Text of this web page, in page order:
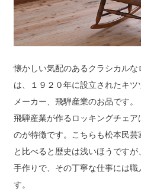
懐かしい気配のあるクラシカル
は、１９２０年に設立されたキ
メーカー、飛騨産業のお品です。
飛騨産業が作るロッキングチェ
のが特徴です。こちらも松本民
と比べると歴史は浅いほうです
手作りで、その丁寧な仕事には
す。